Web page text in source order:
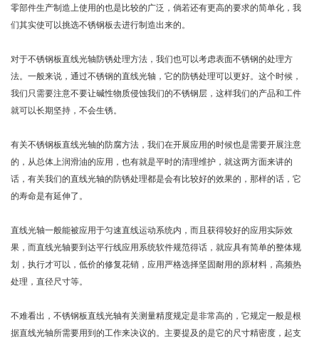
零部件生产制造上使用的也是比较的广泛，倘若还有更高的要求的简单化，我
们其实使可以挑选不锈钢板去进行制造出来的。
对于不锈钢板直线光轴防锈处理方法，我们也可以考虑表面不锈钢的处理方
法。一般来说，通过不锈钢的直线光轴，它的防锈处理可以更好。这个时候，
我们只需要注意不要让碱性物质侵蚀我们的不锈钢层，这样我们的产品和工件
就可以长期坚持，不会生锈。
有关不锈钢板直线光轴的防腐方法，我们在开展应用的时候也是需要开展注意
的，从总体上润滑油的应用，也有就是平时的清理维护，就这两方面来讲的
话，有关我们的直线光轴的防锈处理都是会有比较好的效果的，那样的话，它
的寿命是有延伸了。
直线光轴一般能被应用于匀速直线运动系统内，而且获得较好的应用实际效
果，而直线光轴要到达平行线应用系统软件规范得话，就应具有简单的整体规
划，执行才可以，低价的修复花销，应用严格选择坚固耐用的原材料，高频热
处理，直径尺寸等。
不难看出，不锈钢板直线光轴有关测量精度规定是非常高的，它规定一般是根
据直线光轴所需要用到的工作来决议的。主要提及的是它的尺寸精密度，起支